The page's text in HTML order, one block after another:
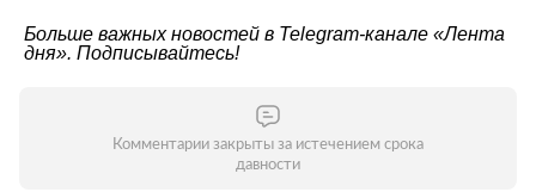
Больше важных новостей в Telegram-канале «Лента
дня». Подписывайтесь!
Комментарии закрыты за истечением срока
давности